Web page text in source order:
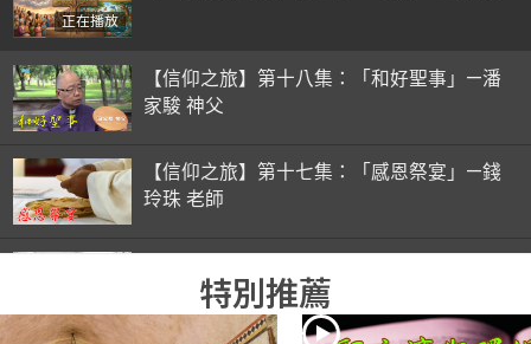
正在播放
【信仰之旅】第十八集：「和好聖事」—潘
家駿 神父
【信仰之旅】第十七集：「感恩祭宴」—錢
玲珠 老師
錢玲珠 老師特別推薦